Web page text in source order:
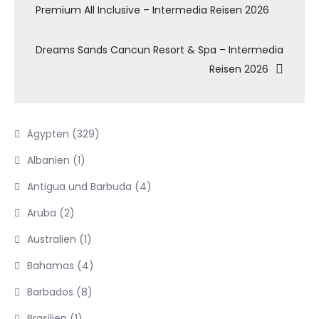
Premium All Inclusive – Intermedia Reisen 2026
Dreams Sands Cancun Resort & Spa – Intermedia
Reisen 2026
Ägypten (329)
Albanien (1)
Antigua und Barbuda (4)
Aruba (2)
Australien (1)
Bahamas (4)
Barbados (8)